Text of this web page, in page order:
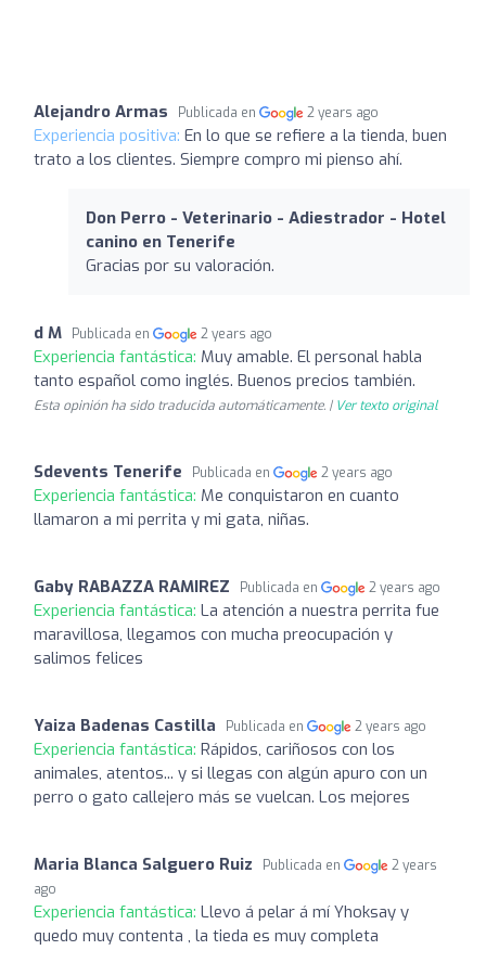
Alejandro Armas Publicada en 2 years ago
Experiencia positiva: En lo que se refiere a la tienda, buen
trato a los clientes. Siempre compro mi pienso ahí.
Don Perro - Veterinario - Adiestrador - Hotel
canino en Tenerife
Gracias por su valoración.
d M Publicada en 2 years ago
Experiencia fantástica: Muy amable. El personal habla
tanto español como inglés. Buenos precios también.
Esta opinión ha sido traducida automáticamente. | Ver texto original
Sdevents Tenerife Publicada en 2 years ago
Experiencia fantástica: Me conquistaron en cuanto
llamaron a mi perrita y mi gata, niñas.
Gaby RABAZZA RAMIREZ Publicada en 2 years ago
Experiencia fantástica: La atención a nuestra perrita fue
maravillosa, llegamos con mucha preocupación y
salimos felices
Yaiza Badenas Castilla Publicada en 2 years ago
Experiencia fantástica: Rápidos, cariñosos con los
animales, atentos... y si llegas con algún apuro con un
perro o gato callejero más se vuelcan. Los mejores
Maria Blanca Salguero Ruiz Publicada en
2 years
ago
Experiencia fantástica: Llevo á pelar á mí Yhoksay y
quedo muy contenta , la tieda es muy completa